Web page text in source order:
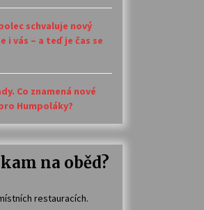
schvaluje nový
i vás – a teď je čas se
Co znamená nové
Humpoláky?
na oběd?
restauracích.